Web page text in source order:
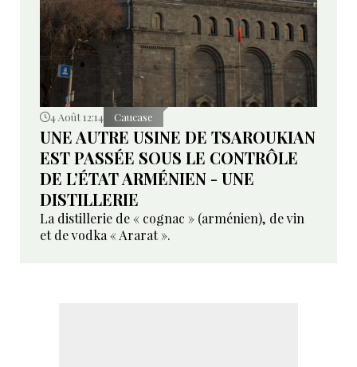
4 Août 12:14 Caucase
UNE AUTRE USINE DE TSAROUKIAN
EST PASSÉE SOUS LE CONTRÔLE
DE L’ÉTAT ARMÉNIEN - UNE
DISTILLERIE
La distillerie de « cognac » (arménien), de vin
et de vodka « Ararat ».